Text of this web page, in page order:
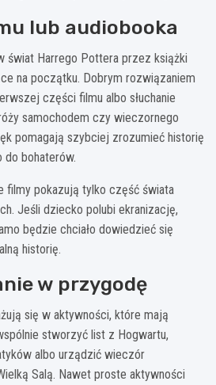
lub audiobooka
świat Harrego Pottera przez książki
na początku. Dobrym rozwiązaniem
części filmu albo słuchanie
samochodem czy wieczornego
pomagają szybciej zrozumieć historię
bohaterów.
filmy pokazują tylko część świata
Jeśli dziecko polubi ekranizację,
będzie chciało dowiedzieć się
historię.
w przygodę
się w aktywności, które mają
stworzyć list z Hogwartu,
albo urządzić wieczór
Salą. Nawet proste aktywności